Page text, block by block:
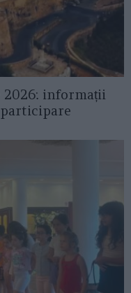
2026: informații